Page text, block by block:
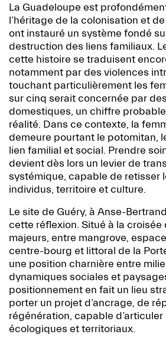
La Guadeloupe est
l’héritage de la colonisation et
ont instauré un système fondé
destruction des liens familiaux.
cette histoire se traduisent
notamment par des violences
touchant particulièrement les
sur cinq serait concernée par
domestiques, un chiffre
réalité. Dans ce contexte, la
demeure pourtant le potomitan,
lien familial et social. Prendre
devient dès lors un levier de
systémique, capable de retisser
individus, territoire et culture.
Le site de Guéry, à Anse-
cette réflexion. Situé à la croisée
majeurs, entre mangrove,
centre-bourg et littoral de la
une position charnière entre
dynamiques sociales et
positionnement en fait un lieu
porter un projet d’ancrage, de
régénération, capable d’articuler
écologiques et territoriaux.